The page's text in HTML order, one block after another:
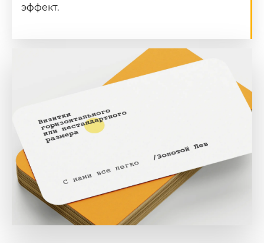
эффект.